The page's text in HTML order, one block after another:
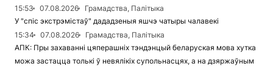
15:53
07.08.2026
Грамадства, Палітыка
У "спіс экстрэмістаў" дададзеныя яшчэ чатыры чалавекі
15:34
07.08.2026
Грамадства, Палітыка
АПК: Пры захаванні цяперашніх тэндэнцый беларуская мова хутка
можа застацца толькі ў невялікіх супольнасцях, а на дзяржаўным